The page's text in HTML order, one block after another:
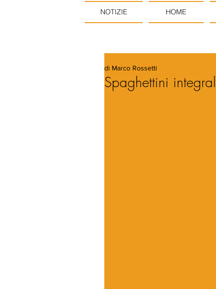
NOTIZIE HOME
Spaghettini
di Marco Rossetti